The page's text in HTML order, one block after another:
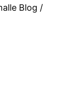
Blog /